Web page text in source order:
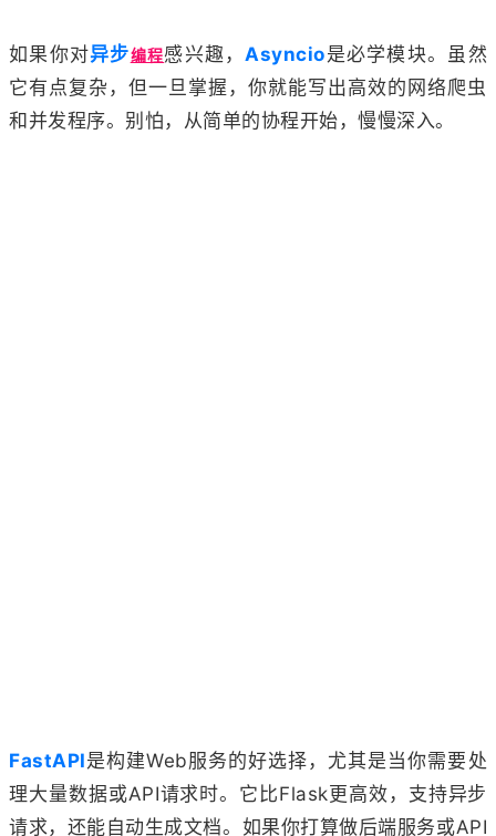
如果你对异步编程感兴趣，Asyncio是必学模块。虽然
它有点复杂，但一旦掌握，你就能写出高效的网络爬虫
和并发程序。别怕，从简单的协程开始，慢慢深入。
FastAPI是构建Web服务的好选择，尤其是当你需要处
理大量数据或API请求时。它比Flask更高效，支持异步
请求，还能自动生成文档。如果你打算做后端服务或API